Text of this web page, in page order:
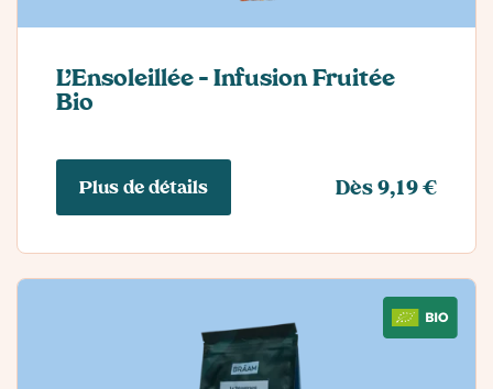
L’Ensoleillée – Infusion Fruitée
Bio
Plus de détails Dès 9,19 €